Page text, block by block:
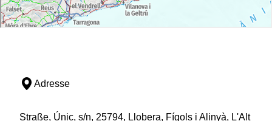
Adresse
Straße, Únic, s/n, 25794, Llobera, Fígols i Alinyà, L'Alt